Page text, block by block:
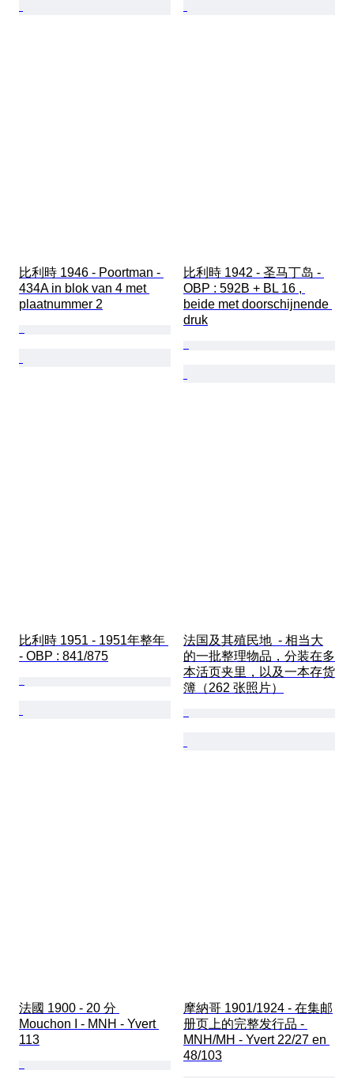
比利時 1946 - Poortman -
434A in blok van 4 met
plaatnummer 2
比利時 1942 - 圣马丁岛 -
OBP : 592B + BL 16 ,
beide met doorschijnende
druk
比利時 1951 - 1951年整年
- OBP : 841/875
法国及其殖民地  - 相当大
的一批整理物品，分装在多
本活页夹里，以及一本存货
簿（262 张照片）
法國 1900 - 20 分
Mouchon I - MNH - Yvert
113
摩納哥 1901/1924 - 在集邮
册页上的完整发行品 -
MNH/MH - Yvert 22/27 en
48/103